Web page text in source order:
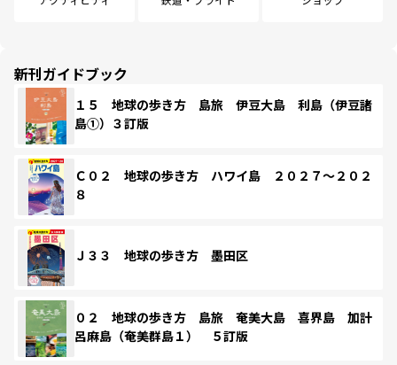
新刊ガイドブック
１５ 地球の歩き方 島旅 伊豆大島 利島（伊豆諸
島①）３訂版
Ｃ０２ 地球の歩き方 ハワイ島 ２０２７～２０２
８
Ｊ３３ 地球の歩き方 墨田区
０２ 地球の歩き方 島旅 奄美大島 喜界島 加計
呂麻島（奄美群島１） ５訂版